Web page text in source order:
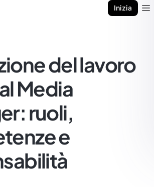
Inizia
del lavoro
Media
ruoli,
e